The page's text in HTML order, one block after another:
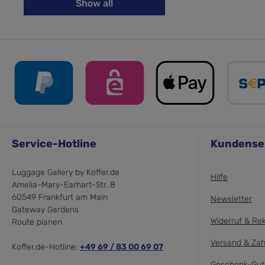
Show all
Service-Hotline
Luggage Gallery by Koffer.de
Amelia-Mary-Earhart-Str. 8
60549 Frankfurt am Main
Gateway Gardens
Route planen
Koffer.de-Hotline: +49 69 / 83 00 69 07
Hilfe
Newsletter
Widerruf &
Versand &